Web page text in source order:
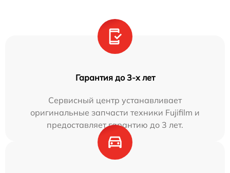
Гарантия до 3-х лет
Сервисный центр устанавливает
оригинальные запчасти техники Fujifilm и
предоставляет гарантию до 3 лет.